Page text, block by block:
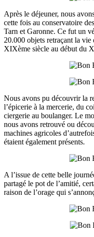
Après le déjeuner, nous
cette fois au conservatoire
Tarn et Garonne. Ce fut un
20.000 objets retraçant la vie
XIXème siècle au début du
Nous avons pu découvrir la
l’épicerie à la mercerie, du
ciergerie au boulanger. Le
nous avons retrouvé ou
machines agricoles
étaient également présents.
A l’issue de cette belle
partagé le pot de l’amitié,
raison de l’orage qui